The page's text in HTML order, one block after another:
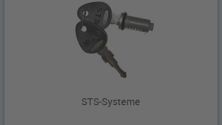
STS-Systeme